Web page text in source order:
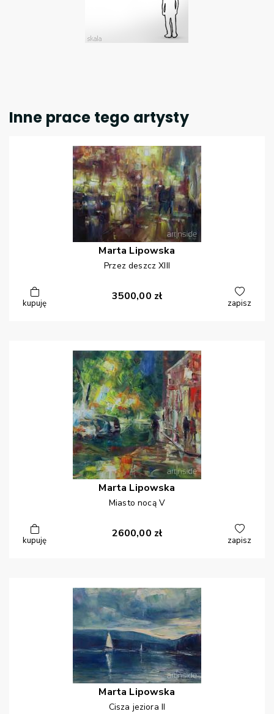
Inne prace tego artysty
Marta Lipowska
Przez deszcz XIII
kupuję
3500,00 zł
zapisz
Marta Lipowska
Miasto nocą V
kupuję
2600,00 zł
zapisz
Marta Lipowska
Cisza jeziora II